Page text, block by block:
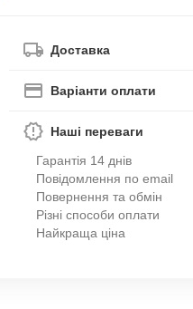
Доставка
Варіанти оплати
Наші переваги
Гарантія 14 днів
Повідомлення по email
Повернення та обмін
Різні способи оплати
Найкраща ціна